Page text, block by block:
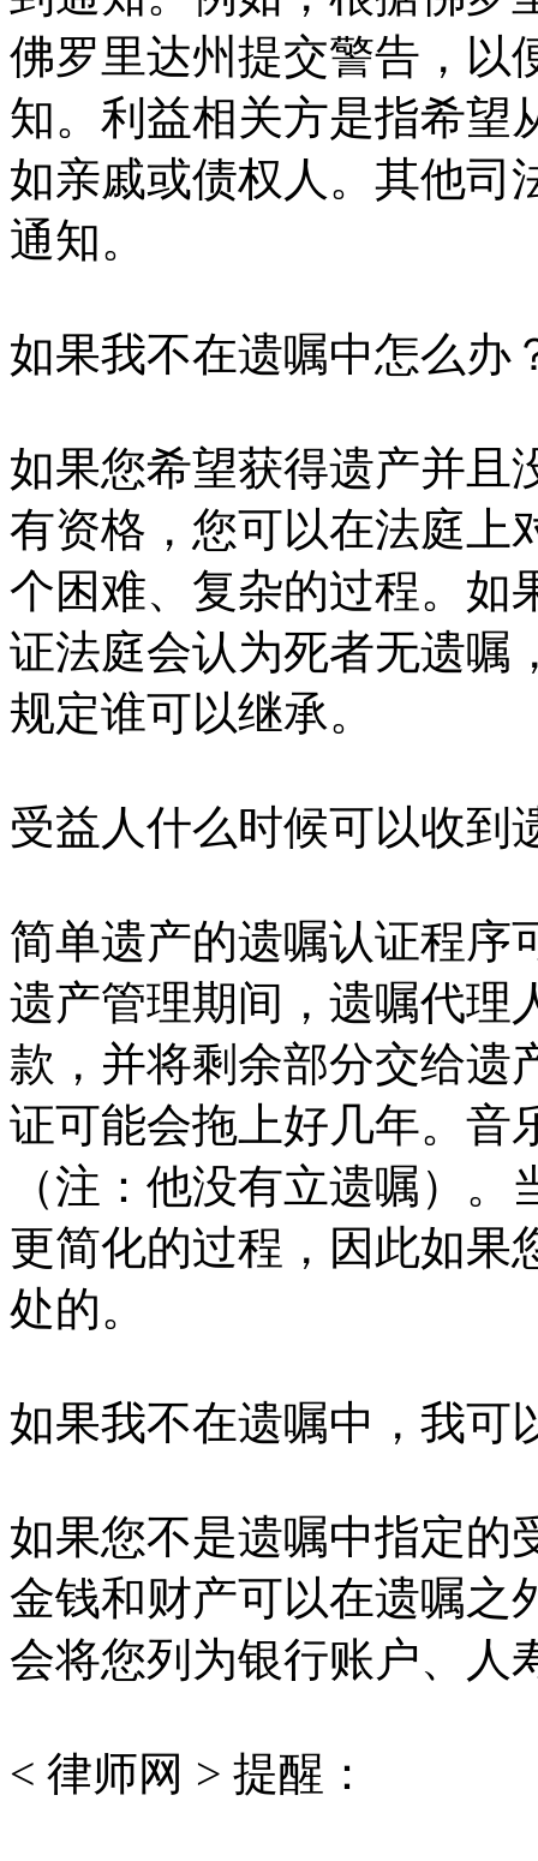
佛罗里达州提交警告，以
知。利益相关方是指希望
如亲戚或债权人。其他司
通知。
如果我不在遗嘱中怎么办
如果您希望获得遗产并且
有资格，您可以在法庭上
个困难、复杂的过程。如
证法庭会认为死者无遗嘱
规定谁可以继承。
受益人什么时候可以收到
简单遗产的遗嘱认证程序
遗产管理期间，遗嘱代理
款，并将剩余部分交给遗
证可能会拖上好几年。音
（注：他没有立遗嘱）
更简化的过程，因此如果
处的。
如果我不在遗嘱中，我可
如果您不是遗嘱中指定的
金钱和财产可以在遗嘱之
会将您列为银行账户、人
< 律师网 > 提醒：